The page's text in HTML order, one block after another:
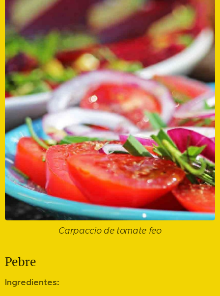
Carpaccio de tomate feo
Pebre
Ingredientes: